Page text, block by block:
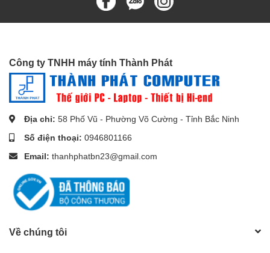
Công ty TNHH máy tính Thành Phát
Địa chỉ: 58 Phố Vũ - Phường Võ Cường - Tỉnh Bắc Ninh
Số điện thoại: 0946801166
Email: thanhphatbn23@gmail.com
Về chúng tôi